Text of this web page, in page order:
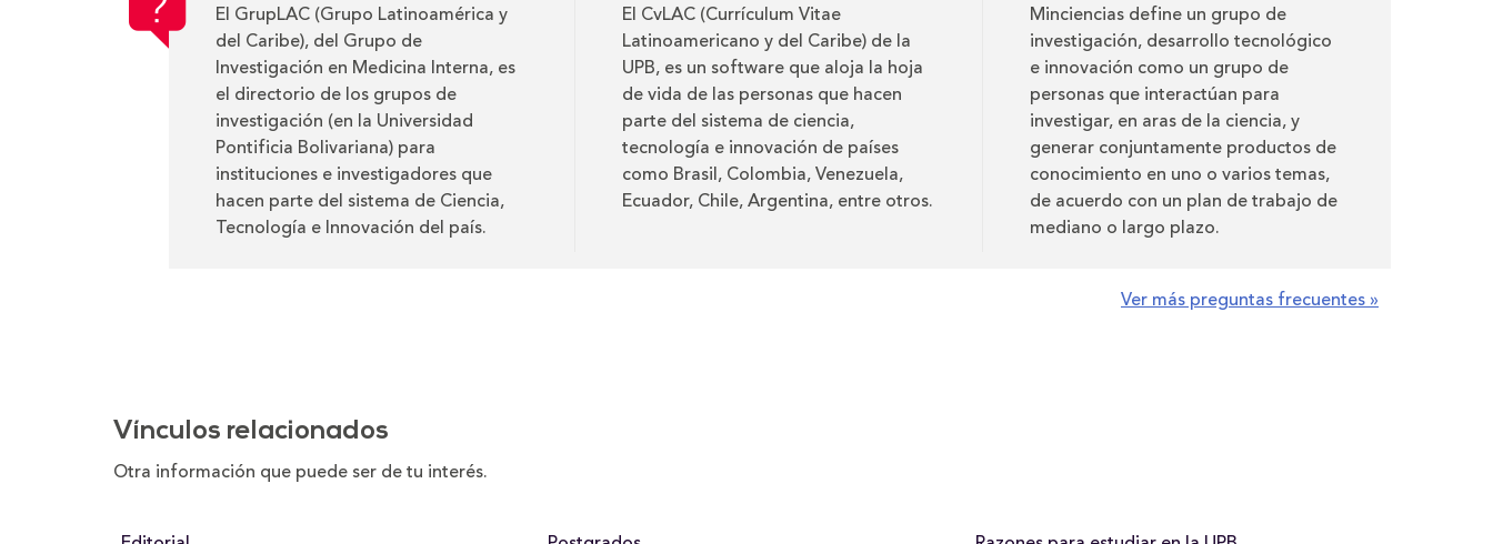
El GrupLAC (Grupo Latinoamérica y
del Caribe), del Grupo de
Investigación en Medicina Interna, es
el directorio de los grupos de
investigación (en la Universidad
Pontificia Bolivariana) para
instituciones e investigadores que
hacen parte del sistema de Ciencia,
Tecnología e Innovación del país.
El CvLAC (Currículum Vitae
Latinoamericano y del Caribe) de la
UPB, es un software que aloja la hoja
de vida de las personas que hacen
parte del sistema de ciencia,
tecnología e innovación de países
como Brasil, Colombia, Venezuela,
Ecuador, Chile, Argentina, entre otros.
Minciencias define un grupo de
investigación, desarrollo tecnológico
e innovación como un grupo de
personas que interactúan para
investigar, en aras de la ciencia, y
generar conjuntamente productos de
conocimiento en uno o varios temas,
de acuerdo con un plan de trabajo de
mediano o largo plazo.
Ver más preguntas frecuentes »
Vínculos relacionados
Otra información que puede ser de tu interés.